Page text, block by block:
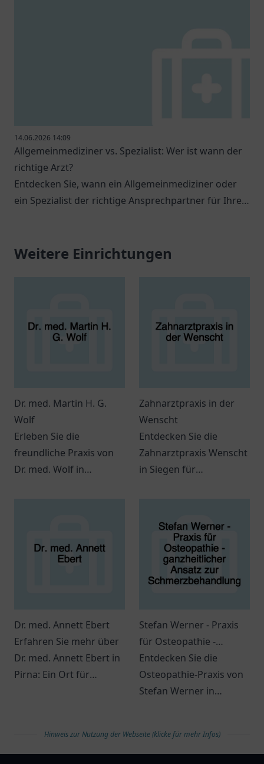
14.06.2026 14:09
Allgemeinmediziner vs. Spezialist: Wer ist wann der
richtige Arzt?
Entdecken Sie, wann ein Allgemeinmediziner oder
ein Spezialist der richtige Ansprechpartner für Ihre
Weitere Einrichtungen
Dr. med. Martin H. G.
Wolf
Erleben Sie die
freundliche Praxis von
Dr. med. Wolf in
Zahnarztpraxis in der
Wenscht
Entdecken Sie die
Zahnarztpraxis Wenscht
in Siegen für
Ihr Lächeln ist uns
wichtig!
Dr. med. Annett Ebert
Erfahren Sie mehr über
Dr. med. Annett Ebert in
Pirna: Ein Ort für
Atmosphäre.
Stefan Werner - Praxis
für Osteopathie -
ganzheitlicher Ansatz
zur Schmerzbehandlung
Entdecken Sie die
Osteopathie-Praxis von
Stefan Werner in
Schmerzbehandlung
und Unterstützung
Hinweis zur Nutzung der Webseite (klicke für mehr Infos)